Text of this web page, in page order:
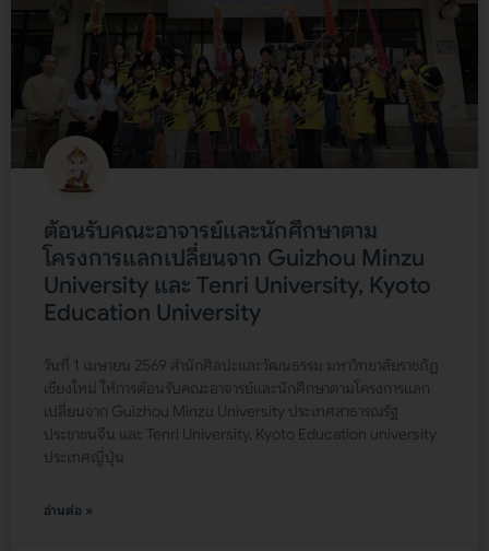
ต้อนรับคณะอาจารย์และนักศึกษาตาม
โครงการแลกเปลี่ยนจาก Guizhou Minzu
University และ Tenri University, Kyoto
Education University
วันที่ 1 เมษายน 2569 สำนักศิลปะและวัฒนธรรม มหาวิทยาลัยราชภัฏ
เชียงใหม่ ให้การต้อนรับคณะอาจารย์และนักศึกษาตามโครงการแลก
เปลี่ยนจาก Guizhou Minzu University ประเทศสาธารณรัฐ
ประชาชนจีน และ Tenri University, Kyoto Education university
ประเทศญี่ปุ่น
อ่านต่อ »